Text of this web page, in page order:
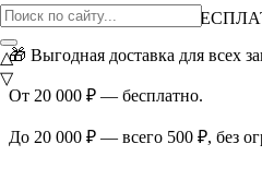
ВНИМАНИЕ АКЦИЯ!
🎁 Выгодная доставка для всех
От 20 000 ₽ — бесплатно.
До 20 000 ₽ — всего 500 ₽, без
△
▽